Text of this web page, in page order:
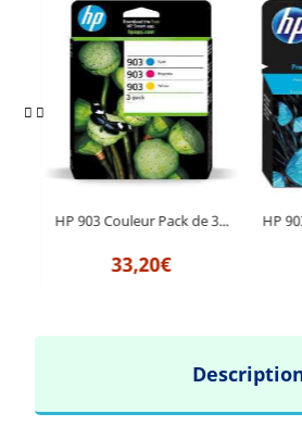
HP 903 Couleur Pack de 3...
33,20€
HP